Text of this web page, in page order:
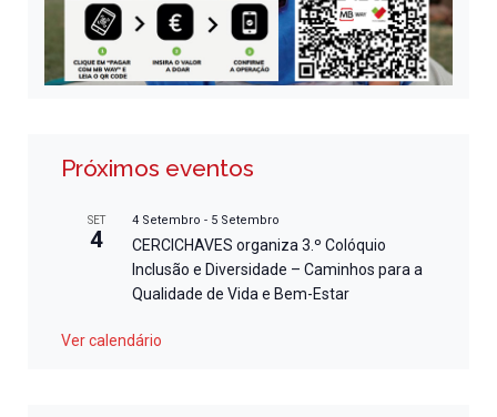
Próximos eventos
SET
4
4 Setembro - 5 Setembro
CERCICHAVES organiza 3.º Colóquio
Inclusão e Diversidade – Caminhos para a
Qualidade de Vida e Bem-Estar
Ver calendário